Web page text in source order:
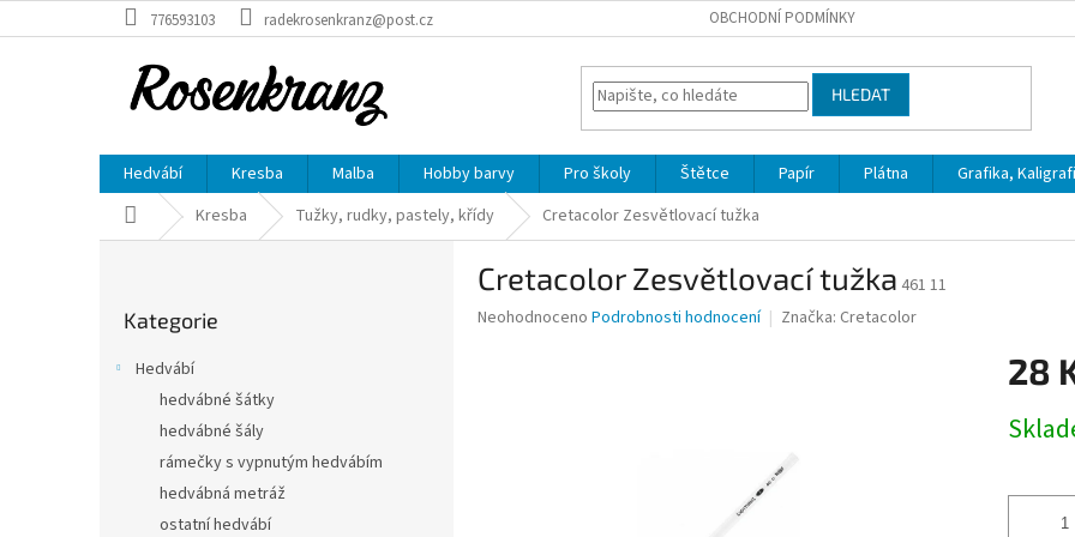
na
776593103 radekrosenkranz@post.cz OBCHODNÍ PODMÍNKY
HLEDAT
Hedvábí Kresba Malba Hobby barvy Pro školy Štětce Papír Plátna Grafika,
Domů Kresba Tužky, rudky, pastely, křídy Cretacolor Zesvětlovací tužka
kategorie
Kategorie
Hedvábí
hedvábné šátky
hedvábné šály
rámečky s vypnutým hedvábím
hedvábná metráž
ostatní hedvábí
Cretacolor Zesvětlovací tužka 461 11
Průměrné
Neohodnoceno Podrobnosti hodnocení Značka: Cretacolor
28
cena: